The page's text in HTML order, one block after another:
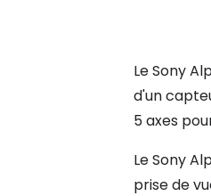
Le Sony
d'un
5 axes
Le Sony
prise de